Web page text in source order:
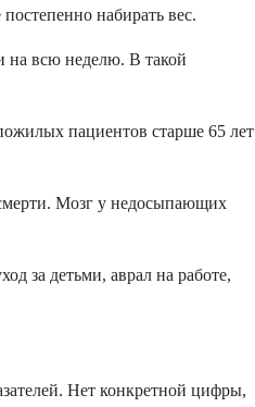
набирать вес.
на всю неделю. В такой
пациентов старше 65 лет
Мозг у недосыпающих
за детьми, аврал на работе,
Нет конкретной цифры,